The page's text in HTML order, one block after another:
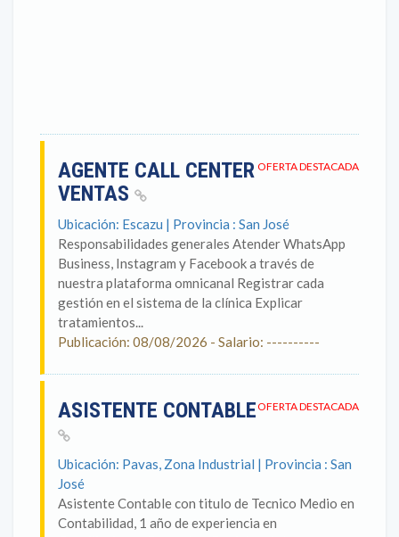
OFERTA DESTACADA
AGENTE CALL CENTER
VENTAS
Ubicación: Escazu | Provincia : San José
Responsabilidades generales Atender WhatsApp
Business, Instagram y Facebook a través de
nuestra plataforma omnicanal Registrar cada
gestión en el sistema de la clínica Explicar
tratamientos...
Publicación: 08/08/2026 - Salario: ----------
OFERTA DESTACADA
ASISTENTE CONTABLE
Ubicación: Pavas, Zona Industrial | Provincia : San
José
Asistente Contable con titulo de Tecnico Medio en
Contabilidad, 1 año de experiencia en